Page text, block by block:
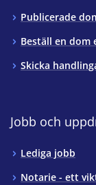
Publicerade
Beställ en dom
Skicka
Jobb och
Lediga jobb
Notarie - ett